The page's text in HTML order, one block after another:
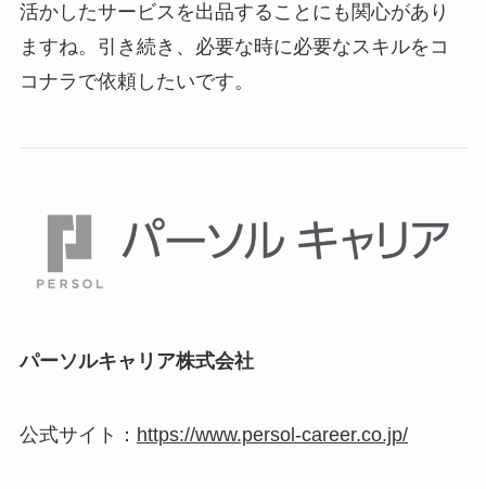
活かしたサービスを出品することにも関心があり
ますね。引き続き、必要な時に必要なスキルをコ
コナラで依頼したいです。
パーソルキャリア株式会社
公式サイト： https://www.persol-career.co.jp/